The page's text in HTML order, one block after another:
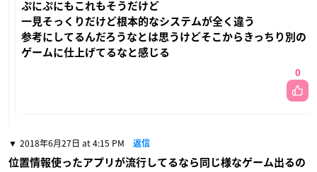
ぷにぷにもこれもそうだけど
一見そっくりだけど根本的なシステムが全く違う
参考にしてるんだろうなとは思うけどそこからきっちり別の
ゲームに仕上げてるなと感じる
0
2018年6月27日 at 4:15 PM 返信
位置情報使ったアプリが流行してるなら同じ様なゲーム出るの